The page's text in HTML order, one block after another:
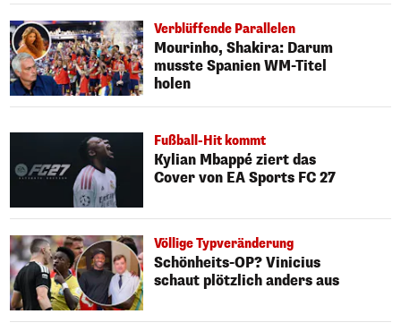
Verblüffende Parallelen
Mourinho, Shakira: Darum
musste Spanien WM-Titel
holen
Fußball-Hit kommt
Kylian Mbappé ziert das
Cover von EA Sports FC 27
Völlige Typveränderung
Schönheits-OP? Vinicius
schaut plötzlich anders aus